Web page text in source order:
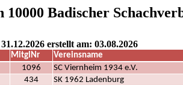
10000 Badischer
erstellt am: 03.08.2026
MitglNr
Vereinsname
1096
SC Viernheim 1934 e.V.
434
SK 1962 Ladenburg